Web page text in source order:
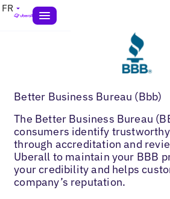
FR
Better Business Bureau (Bbb)
The Better Business Bureau
consumers identify
through accreditation and
Uberall to maintain your BBB
your credibility and helps
company’s reputation.